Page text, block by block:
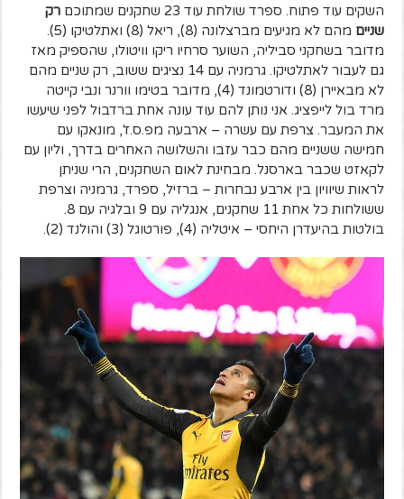
השקים עוד פתוח. ספרד שולחת עוד 23 שחקנים שמתוכם
רק
שניים
מהם לא מגיעים מברצלונה (8), ריאל (8) ואתלטיקו (5).
מדובר בשחקני סביליה, השוער סרחיו ריקו וויטולו, שהספיק מאז
גם לעבור לאתלטיקו. גרמניה עם 14 נציגים ששוב, רק שניים מהם
לא מבאיירן (8) ודורטמונד (4), מדובר בטימו וורנר ונבי קייטה
מרד בול לייפציג. אני נותן להם עוד עונה אחת ברדבול לפני שיעשו
את המעבר. צרפת עם עשרה – ארבעה מפ.ס.ז', מונאקו עם
חמישה ששניים מהם כבר עזבו והשלושה האחרים בדרך, וליון עם
לקאזט שכבר בארסנל. מבחינת לאום השחקנים, הרי שניתן
לראות שיוויון בין ארבע נבחרות – ברזיל, ספרד, גרמניה וצרפת
ששולחות כל אחת 11 שחקנים, אנגליה עם 9 ובלגיה עם 8.
בולטות בהיעדרן היחסי – איטליה (4), פורטוגל (3) והולנד (2).